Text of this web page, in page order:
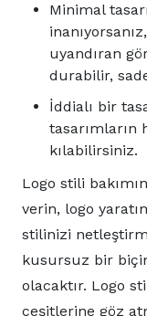
Minimal
uyandıran
durabilir,
İddialı bir
kılabilirsiniz.
Logo stili
verin, logo
stilinizi
kusursuz bir
olacaktır. Logo
çeşitlerine göz